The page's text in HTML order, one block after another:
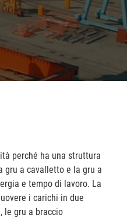
perché ha una struttura
gru a cavalletto e la gru a
e tempo di lavoro. La
i carichi in due
, le gru a braccio